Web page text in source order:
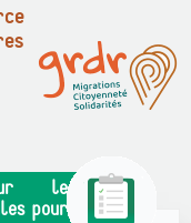
le
pour